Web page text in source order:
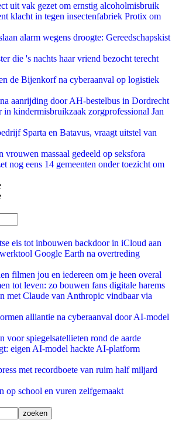
uit vak gezet om ernstig alcoholmisbruik
klacht in tegen insectenfabriek Protix om
alarm wegens droogte: Gereedschapskist
die 's nachts haar vriend bezocht terecht
de Bijenkorf na cyberaanval op logistiek
aanrijding door AH-bestelbus in Dordrecht
kindermisbruikzaak zorgprofessional Jan
Sparta en Batavus, vraagt uitstel van
vrouwen massaal gedeeld op seksfora
nog eens 14 gemeenten onder toezicht om
eis tot inbouwen backdoor in iCloud aan
Google Earth na overtreding
filmen jou en iedereen om je heen overal
tot leven: zo bouwen fans digitale harems
met Claude van Anthropic vindbaar via
alliantie na cyberaanval door AI-model
voor spiegelsatellieten rond de aarde
eigen AI-model hackte AI-platform
met recordboete van ruim half miljard
op school en vuren zelfgemaakt